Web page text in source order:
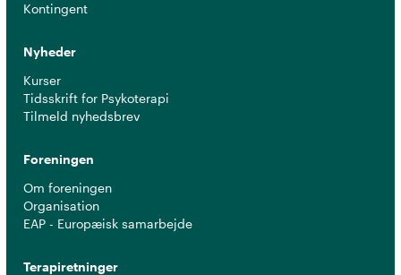
Kontingent
Nyheder
Kurser
Tidsskrift for Psykoterapi
Tilmeld nyhedsbrev
Foreningen
Om foreningen
Organisation
EAP - Europæisk samarbejde
Terapiretninger